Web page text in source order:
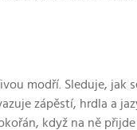
modří. Sleduje, jak
zápěstí, hrdla a
když na ně přijde